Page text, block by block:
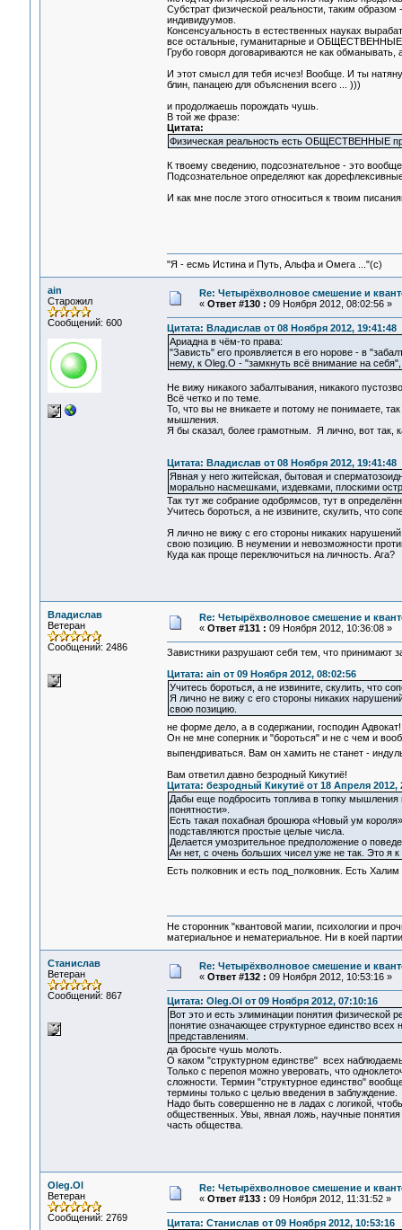
Субстрат физической реальности, таким
индивидуумов.
Консенсуальность в естественных науках
все остальные, гуманитарные и ОБЩЕСТВЕННЫЕ
Грубо говоря договариваются не как обманывать,
И этот смысл для тебя исчез! Вообще. И ты
блин, панацею для объяснения всего ... )))
и продолжаешь порождать чушь.
В той же фразе:
Цитата:
Физическая реальность есть ОБЩЕСТВЕННЫЕ
К твоему сведению, подсознательное - это
Подсознательное определяют как
И как мне после этого относиться к твоим
"Я - есмь Истина и Путь, Альфа и Омега ..."(с)
ain
Старожил
Сообщений: 600
Re: Четырёхволновое смешение и
« Ответ #130 : 09 Ноября 2012, 08:02:56 »
Цитата: Владислав от 08 Ноября 2012, 19:41:48
Ариадна в чём-то права:
"Зависть" его проявляется в его норове - в
нему, к Oleg.O - "замкнуть всё внимание на
Не вижу никакого забалтывания, никакого
Всё четко и по теме.
То, что вы не вникаете и потому не понимаете,
мышления.
Я бы сказал, более грамотным. Я лично, вот так,
Цитата: Владислав от 08 Ноября 2012, 19:41:48
Явная у него житейская, бытовая и
морально насмешками, издевками, плоскими
Так тут же собрание одобрямсов, тут в
Учитесь бороться, а не извините, скулить, что
Я лично не вижу с его стороны никаких
свою позицию. В неумении и невозможности
Куда как проще переключиться на личность. Ага?
Владислав
Ветеран
Сообщений: 2486
Re: Четырёхволновое смешение и
« Ответ #131 : 09 Ноября 2012, 10:36:08 »
Завистники разрушают себя тем, что принимают
Цитата: ain от 09 Ноября 2012, 08:02:56
Учитесь бороться, а не извините, скулить, что
Я лично не вижу с его стороны никаких
свою позицию.
не форме дело, а в содержании, господин
Он не мне соперник и "бороться" и не с чем и
выпендриваться. Вам он хамить не станет -
Вам ответил давно безродный Кикутиё!
Цитата: безродный Кикутиё от 18 Апреля 2012,
Дабы еще подбросить топлива в топку мышления
понятности».
Есть такая похабная брошюра «Новый ум
подставляются простые целые числа.
Делается умозрительное предположение о
Ан нет, с очень больших чисел уже не так. Это я
Есть полковник и есть под_полковник. Есть
Не сторонник "квантовой магии, психологии и
материальное и нематериальное. Ни в коей
Станислав
Ветеран
Сообщений: 867
Re: Четырёхволновое смешение и
« Ответ #132 : 09 Ноября 2012, 10:53:16 »
Цитата: Oleg.Ol от 09 Ноября 2012, 07:10:16
Вот это и есть элиминации понятия физической
понятие означающее структурное единство
представлениям.
да бросьте чушь молоть.
О каком "структурном единстве" всех
Только с перепоя можно уверовать, что
сложности. Термин "структурное единство"
термины только с целью введения в заблуждение.
Надо быть совершенно не в ладах с логикой,
общественных. Увы, явная ложь, научные
часть общества.
Oleg.Ol
Ветеран
Сообщений: 2769
Re: Четырёхволновое смешение и
« Ответ #133 : 09 Ноября 2012, 11:31:52 »
Цитата: Станислав от 09 Ноября 2012, 10:53:16